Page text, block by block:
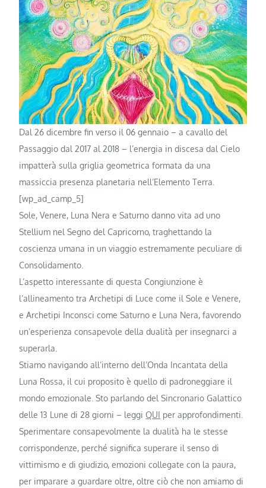
Dal 26 dicembre fin verso il 06 gennaio – a cavallo del
Passaggio dal 2017 al 2018 – l’energia in discesa dal Cielo
impatterà sulla griglia geometrica formata da una
massiccia presenza planetaria nell’Elemento Terra.
[wp_ad_camp_5]
Sole, Venere, Luna Nera e Saturno danno vita ad uno
Stellium nel Segno del Capricorno, traghettando la
coscienza umana in un viaggio estremamente peculiare di
Consolidamento.
L’aspetto interessante di questa Congiunzione è
l’allineamento tra Archetipi di Luce come il Sole e Venere,
e Archetipi Inconsci come Saturno e Luna Nera, favorendo
un’esperienza consapevole della dualità per insegnarci a
superarla.
Stiamo navigando all’interno dell’Onda Incantata della
Luna Rossa, il cui proposito è quello di padroneggiare il
mondo emozionale. Sto parlando del Sincronario Galattico
delle 13 Lune di 28 giorni – leggiQUI per approfondimenti.
Sperimentare consapevolmente la dualità ha le stesse
corrispondenze, perché significa superare il senso di
vittimismo e di giudizio, emozioni collegate con la paura,
per imparare a guardare oltre, oltre ciò che non amiamo di